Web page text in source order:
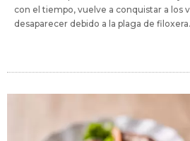
con el tiempo, vuelve a conquistar a los
desaparecer debido a la plaga de filoxera.